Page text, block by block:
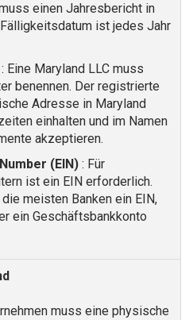
einen Jahresbericht in
ist jedes Jahr
: Eine Maryland LLC muss
benennen. Der registrierte
Adresse in Maryland
einhalten und im Namen
akzeptieren.
(EIN) : Für
ist ein EIN erforderlich.
meisten Banken ein EIN,
ein Geschäftsbankkonto
muss eine physische